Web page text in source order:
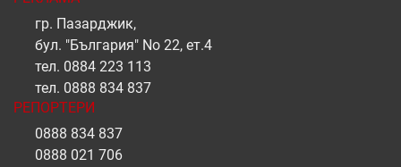
гр. Пазарджик,
бул. "България" No 22, ет.4
тел. 0884 223 113
тел. 0888 834 837
РЕПОРТЕРИ
0888 834 837
0888 021 706